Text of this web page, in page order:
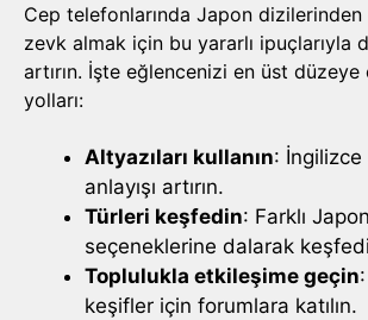
Cep telefonlarında Japon
zevk almak için bu yararlı ipuçlarıyla
artırın. İşte eğlencenizi en üst düzeye
yolları:
Altyazıları kullanın: İngilizce
anlayışı artırın.
Türleri keşfedin: Farklı
seçeneklerine dalarak
Toplulukla etkileşime geçin
keşifler için forumlara katılın.